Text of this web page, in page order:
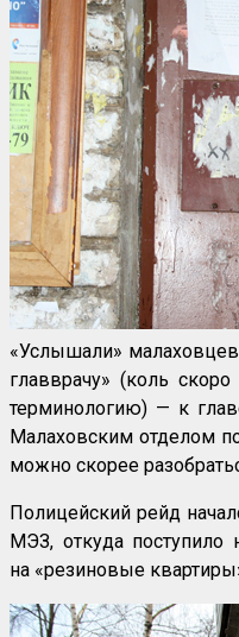
«Услышали»
главврачу» (коль
терминологию) — к
Малаховским отделом
можно скорее
Полицейский рейд
МЭЗ, откуда поступило
на «резиновые